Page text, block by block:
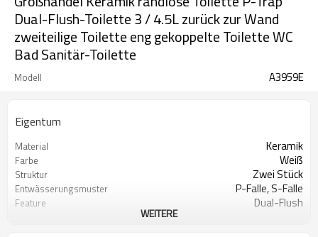
Dual-Flush-Toilette 3 / 4.5L zurück zur Wand
zweiteilige Toilette eng gekoppelte Toilette WC
Bad Sanitär-Toilette
Modell A3959E
Eigentum
Material Keramik
Farbe Weiß
Struktur Zwei Stück
Entwässerungsmuster P-Falle, S-Falle
Feature Dual-Flush
WEITERE